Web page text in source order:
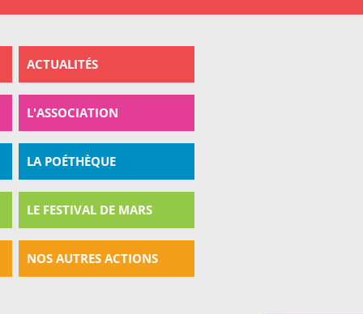
ACTUALITÉS
L'ASSOCIATION
LA POÉTHÈQUE
LE FESTIVAL DE MARS
NOS AUTRES ACTIONS